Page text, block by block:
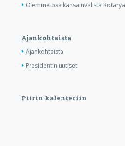
Olemme osa kansainvälistä Rotarya
Ajankohtaista
Ajankohtaista
Presidentin uutiset
Piirin kalenteriin